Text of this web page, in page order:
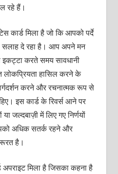
रहे हैं।
कार्ड मिला है जो कि आपको पर्दे
दे रहा है। आप अपने मन
करते समय सावधानी
हासिल करने के
करने और रचनात्‍मक रूप से
इस कार्ड के रिवर्स आने पर
जल्‍दबाज़ी में लिए गए निर्णयों
अधिक सतर्क रहने और
है।
अपराइट मिला है जिसका कहना है